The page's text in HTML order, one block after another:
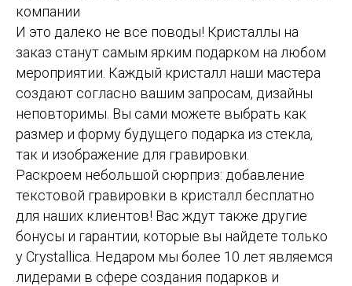
компании
И это далеко не все поводы! Кристаллы на
заказ станут самым ярким подарком на любом
мероприятии. Каждый кристалл наши мастера
создают согласно вашим запросам, дизайны
неповторимы. Вы сами можете выбрать как
размер и форму будущего подарка из стекла,
так и изображение для гравировки.
Раскроем небольшой сюрприз: добавление
текстовой гравировки в кристалл бесплатно
для наших клиентов! Вас ждут также другие
бонусы и гарантии, которые вы найдете только
у Crystallica. Недаром мы более 10 лет являемся
лидерами в сфере создания подарков и